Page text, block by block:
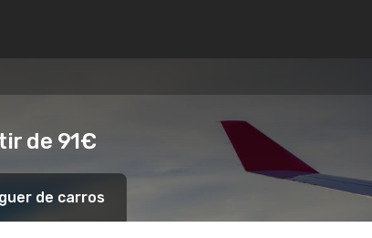
de 91€
de carros